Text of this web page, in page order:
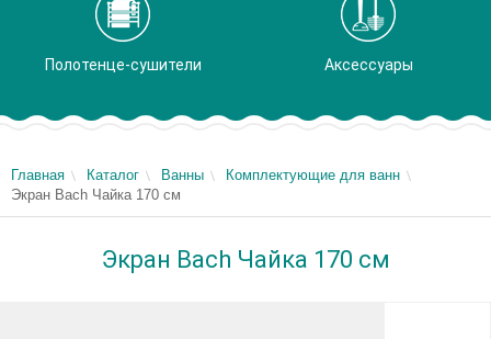
Полотенце-сушители Аксессуары
Главная Каталог Ванны
Комплектующие для ванн
Экран Bach Чайка 170 см
Экран Bach Чайка 170 см